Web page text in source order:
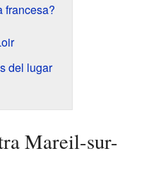
francesa?
del lugar
Mareil-sur-